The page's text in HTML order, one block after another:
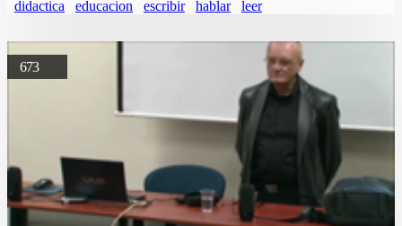
didactica educacion escribir hablar leer
673